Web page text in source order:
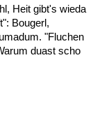
Heit gibt's wieda
Bougerl,
"Fluchen
duast scho